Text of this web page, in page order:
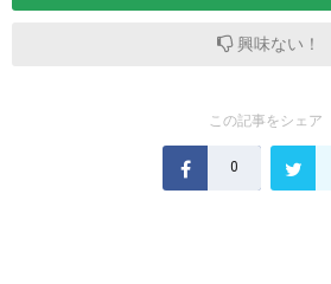
興味ない！
この記事をシェア
0